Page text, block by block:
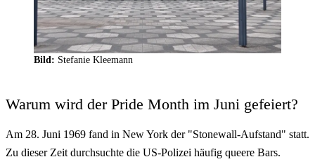
Bild: Stefanie Kleemann
Warum wird der Pride Month im Juni gefeiert?
Am 28. Juni 1969 fand in New York der "Stonewall-Aufstand" statt.
Zu dieser Zeit durchsuchte die US-Polizei häufig queere Bars.